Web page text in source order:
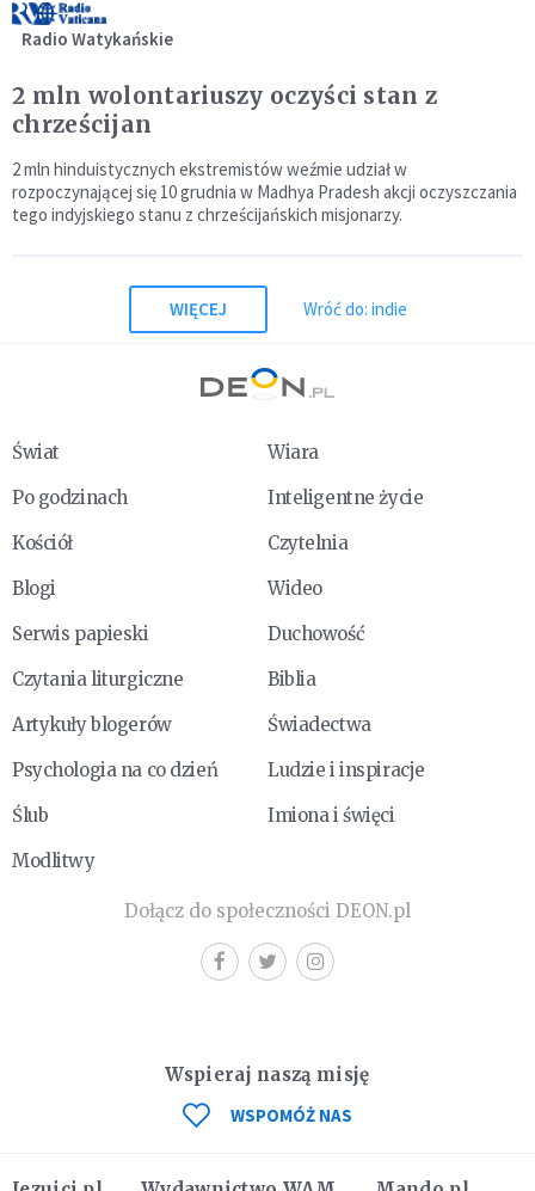
Radio Watykańskie
2 mln wolontariuszy oczyści stan z
chrześcijan
2 mln hinduistycznych ekstremistów weźmie udział w
rozpoczynającej się 10 grudnia w Madhya Pradesh akcji oczyszczania
tego indyjskiego stanu z chrześcijańskich misjonarzy.
WIĘCEJ Wróć do: indie
Świat
Wiara
Po godzinach
Inteligentne życie
Kościół
Czytelnia
Blogi
Wideo
Serwis papieski
Duchowość
Czytania liturgiczne
Biblia
Artykuły blogerów
Świadectwa
Psychologia na co dzień
Ludzie i inspiracje
Ślub
Imiona i święci
Modlitwy
Dołącz do społeczności DEON.pl
Wspieraj naszą misję
WSPOMÓŻ NAS